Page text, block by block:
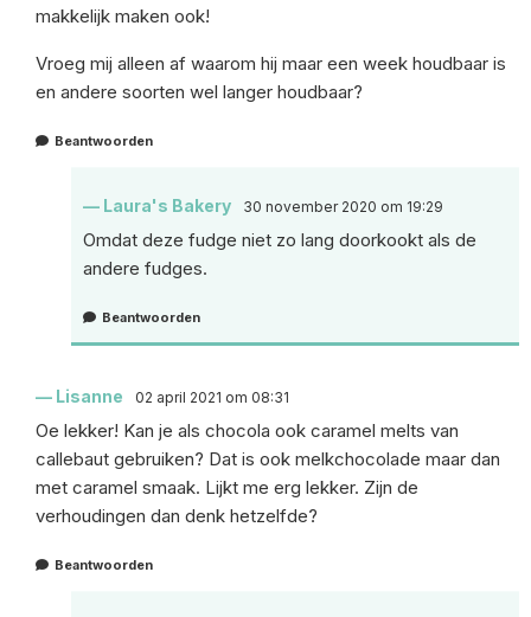
makkelijk maken ook!
Vroeg mij alleen af waarom hij maar een week houdbaar is
en andere soorten wel langer houdbaar?
Beantwoorden
Laura's Bakery 30 november 2020 om 19:29
Omdat deze fudge niet zo lang doorkookt als de
andere fudges.
Beantwoorden
Lisanne 02 april 2021 om 08:31
Oe lekker! Kan je als chocola ook caramel melts van
callebaut gebruiken? Dat is ook melkchocolade maar dan
met caramel smaak. Lijkt me erg lekker. Zijn de
verhoudingen dan denk hetzelfde?
Beantwoorden